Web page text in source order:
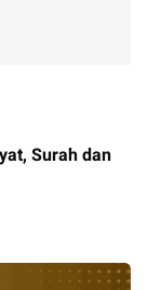
Surah dan